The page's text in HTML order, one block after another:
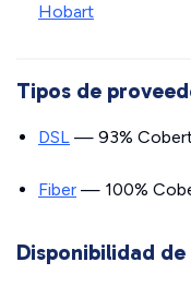
Hobart
Tipos de
DSL — 93%
Fiber — 100%
Disponibilidad